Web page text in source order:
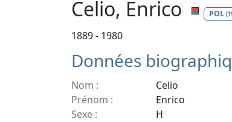
Celio, Enrico POL
1889 - 1980
Données
Nom :
Celio
Prénom :
Enrico
Sexe :
H